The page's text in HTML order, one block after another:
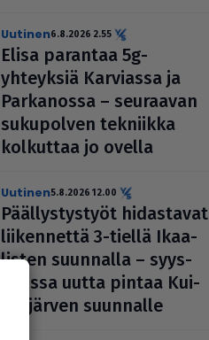
uutinen6.8.2026 2.55
Elisa parantaa 5g-
yhteyksiä Karviassa ja
Par­ka­nossa – seuraavan
suku­pol­ven tekniikka
kolkuttaa jo ovella
uutinen5.8.2026 12.00
Pääl­lys­tys­työt hidas­ta­vat
lii­ken­nettä 3-tiellä Ikaa­
lis­ten suunnalla – syys­
kuussa uutta pintaa Kui­
vas­jär­ven suunnalle